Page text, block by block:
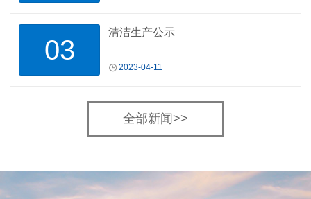
03
清洁生产公示
2023-04-11
全部新闻>>